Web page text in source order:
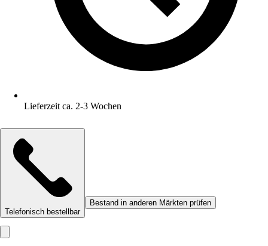
Lieferzeit ca. 2-3 Wochen
Telefonisch bestellbar
Bestand in anderen Märkten prüfen